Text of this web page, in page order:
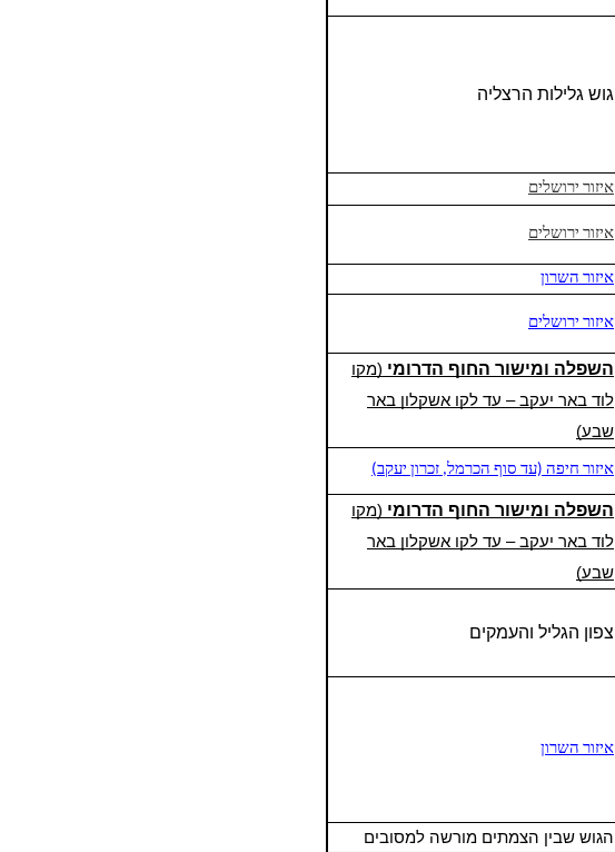
גוש גלילות הרצליה
איזור ירושלים
איזור ירושלים
איזור השרון
איזור ירושלים
השפלה ומישור החוף הדרומי (מקו
לוד באר יעקב – עד לקו אשקלון באר
שבע)
איזור חיפה (עד סוף הכרמל, זכרון יעקב)
השפלה ומישור החוף הדרומי (מקו
לוד באר יעקב – עד לקו אשקלון באר
שבע)
צפון הגליל והעמקים
איזור השרון
הגוש שבין הצמתים מורשה למסובים